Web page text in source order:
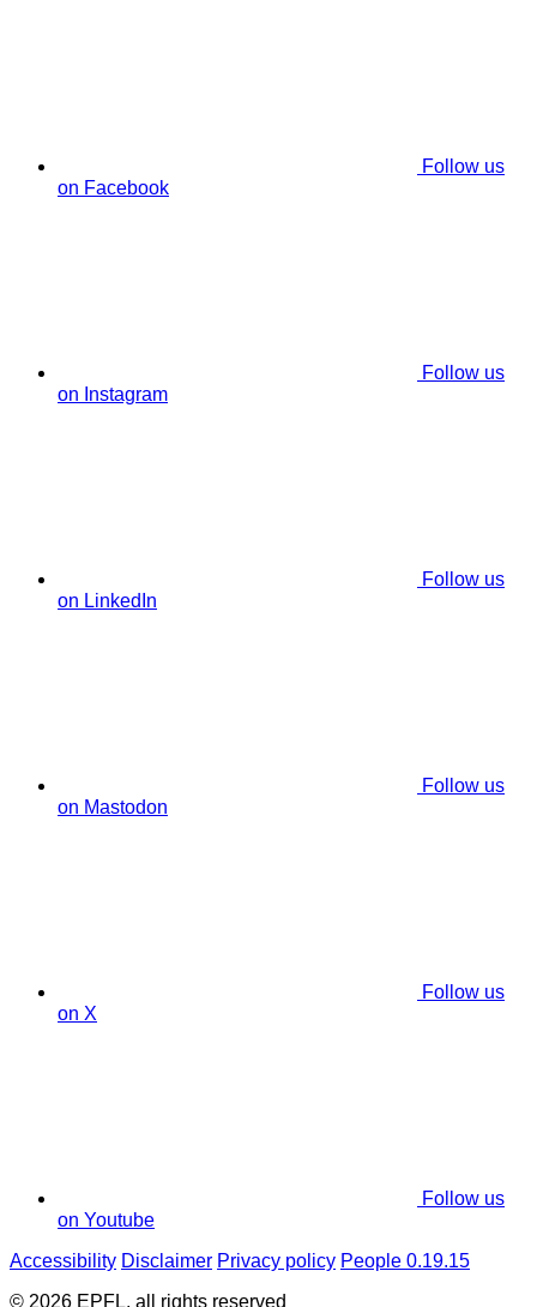
Follow us
on Facebook
Follow us
on Instagram
Follow us
on LinkedIn
Follow us
on Mastodon
Follow us
on X
Follow us
on Youtube
Accessibility Disclaimer Privacy policy People 0.19.15
© 2026 EPFL, all rights reserved